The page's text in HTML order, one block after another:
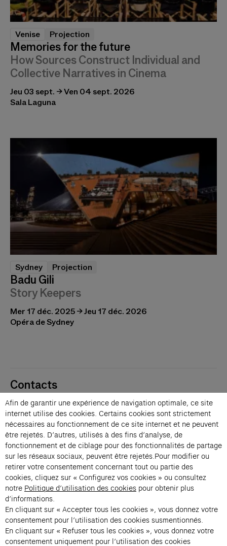
Venise Projection
Memories for the future
How Sources Construct Individual and
Collective Narratives in Cinema
Jeu 03 sept. → Ven 04 sept. 2026
Sala Laguna
Sydney Projection
Badu Gili
Story Keepers
Mer 17 déc. 2025 → Jeu 17 déc. 2026
Opéra de Sydney
Contacts
Membres
Presse
Privatisations
Changer de langue 
Inscription à la newsletter
→
En vous inscrivant à notre newsletter, vous acceptez notre politique de
confidentialité.
Instagram (s’ouvre dans un nouvel onglet)
Facebook (s’ouvre dans un nouvel onglet)
Pinterest (s’ouvre dans un nouvel onglet)
Youtube (s’ouvre dans un nouvel onglet)
Spotify (s’ouvre dans un nouvel onglet)
LinkedIn (s’ouvre dans un nouvel onglet)
Google Arts & Culture (s’ouvre dans un
Fondation Cartier pour l’art
Afin de garantir une expérience de navigation optimale, ce site
internet utilise des cookies. Certains cookies sont strictement
nécessaires au fonctionnement de ce site internet et ne peuvent
être rejetés. D’autres, utilisés à des fins d’analyse, de
fonctionnement et de ciblage pour des fonctionnalités de partage
sur les réseaux sociaux, peuvent être rejetés.Pour modifier ou
retirer votre consentement concernant tout ou partie des
cookies, cliquez sur « Configurez vos cookies » ou consultez
notre Politique d’utilisation des cookies pour obtenir plus
d’informations.
En cliquant sur « Accepter tous les cookies », vous donnez votre
consentement pour l’utilisation des cookies susmentionnés.
En cliquant sur « Refuser tous les cookies », vous donnez votre
consentement uniquement pour l’utilisation des cookies